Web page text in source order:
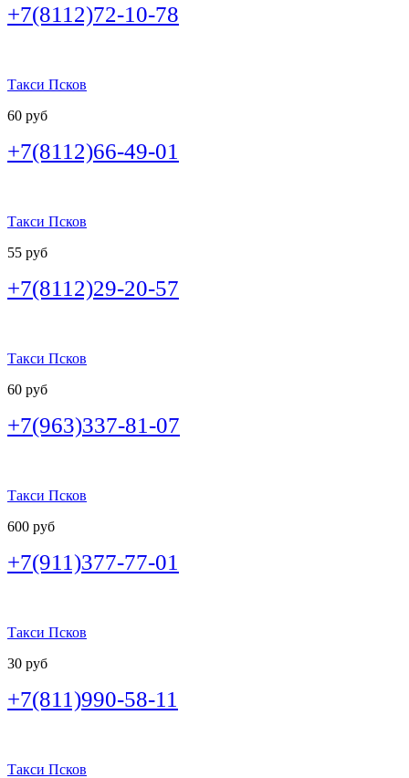
+7(8112)72-10-78
Такси Псков
60 руб
+7(8112)66-49-01
Такси Псков
55 руб
+7(8112)29-20-57
Такси Псков
60 руб
+7(963)337-81-07
Такси Псков
600 руб
+7(911)377-77-01
Такси Псков
30 руб
+7(811)990-58-11
Такси Псков